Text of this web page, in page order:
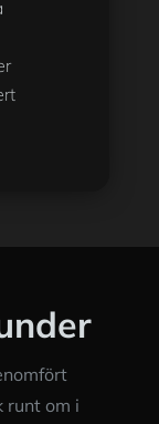
runt om i